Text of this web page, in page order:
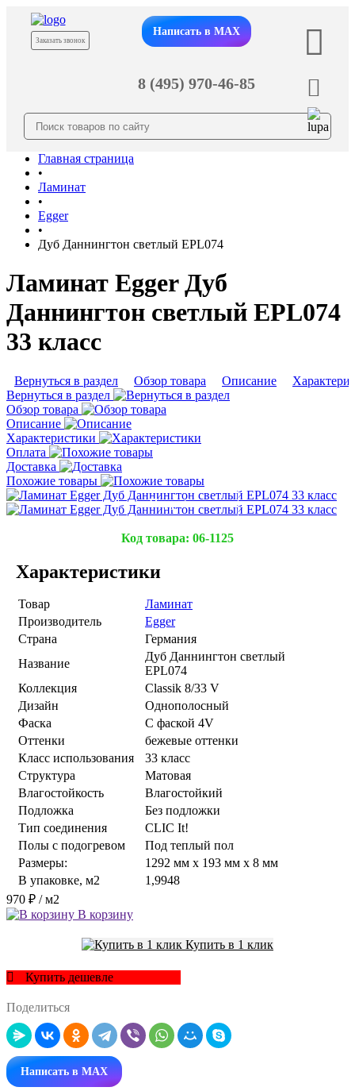
Заказать звонок
Написать в MAX
8 (495) 970-46-85
Главная страница
•
Ламинат
•
Egger
•
Дуб Даннингтон светлый EPL074
Ламинат Egger Дуб
Даннингтон светлый EPL074
33 класс
Вернуться в раздел Обзор товара Описание
Вернуться в раздел
Обзор товара
Описание
Характеристики
Оплата
Доставка
Похожие товары
Подробнее
Подробнее
Код товара: 06-1125
Характеристики
Товар
Ламинат
Производитель
Egger
Страна
Германия
Название
Дуб Даннингтон светлый
EPL074
Коллекция
Classik 8/33 V
Дизайн
Однополосный
Фаска
С фаской 4V
Оттенки
бежевые оттенки
Класс использования
33 класс
Структура
Матовая
Влагостойкость
Влагостойкий
Подложка
Без подложки
Тип соединения
CLIC It!
Полы с подогревом
Под теплый пол
Размеры:
1292 мм x 193 мм x 8 мм
В упаковке, м2
1,9948
970 ₽ / м2
В корзину
Купить в 1 клик
Купить дешевле
Поделиться
Написать в MAX